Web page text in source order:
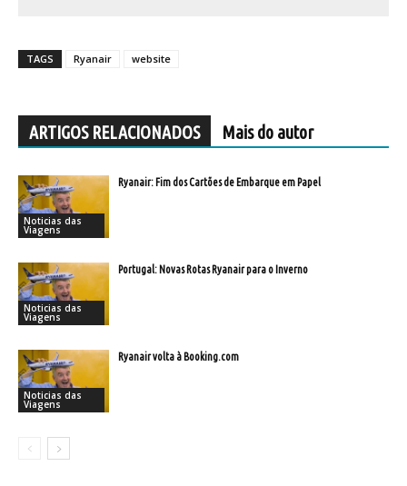
TAGS Ryanair website
ARTIGOS RELACIONADOS Mais do autor
Noticias das
Viagens
Ryanair: Fim dos Cartões de Embarque em Papel
Noticias das
Viagens
Portugal: Novas Rotas Ryanair para o Inverno
Noticias das
Viagens
Ryanair volta à Booking.com